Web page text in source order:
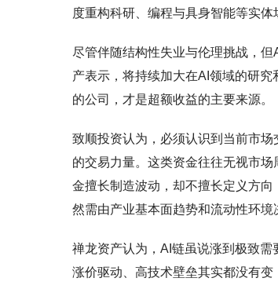
度重构科研、编程与具身智能等实
尽管伴随结构性失业与伦理挑战，
产表示，将持续加大在AI领域的研
的公司，才是超额收益的主要来源。
致顺投资认为，必须认识到当前市
的交易力量。这类资金往往无视市
金擅长制造波动，却不擅长定义方
然需由产业基本面趋势和流动性环
禅龙资产认为，AI链虽说涨到极致需
涨价驱动、高技术壁垒其实都没有